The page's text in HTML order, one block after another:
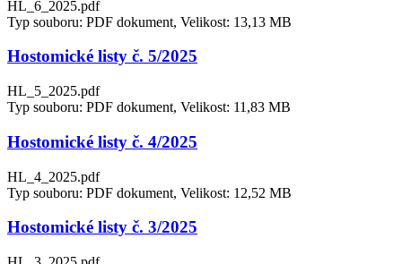
HL_6_2025.pdf
Typ souboru: PDF dokument, Velikost: 13,13 MB
Hostomické listy č. 5/2025
HL_5_2025.pdf
Typ souboru: PDF dokument, Velikost: 11,83 MB
Hostomické listy č. 4/2025
HL_4_2025.pdf
Typ souboru: PDF dokument, Velikost: 12,52 MB
Hostomické listy č. 3/2025